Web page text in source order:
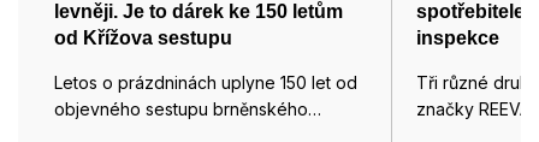
levněji. Je to dárek ke 150 letům
od Křížova sestupu
Letos o prázdninách uplyne 150 let od
objevného sestupu brněnského…
spotřebitele
inspekce
Tři různé
značky